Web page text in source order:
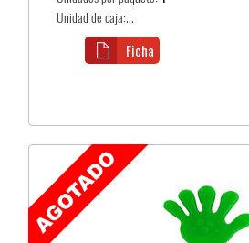
Unidad de caja:...
Ficha